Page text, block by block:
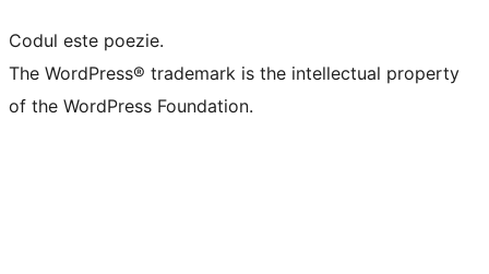
Codul este poezie.
The WordPress® trademark is the intellectual property
of the WordPress Foundation.